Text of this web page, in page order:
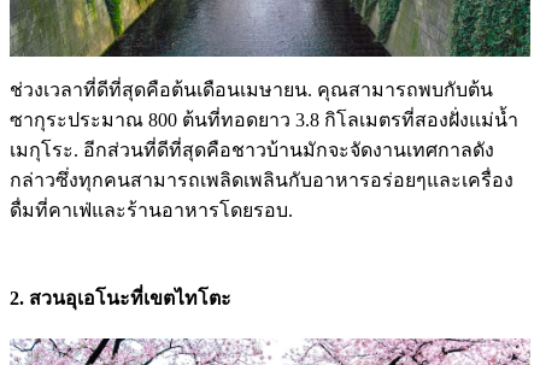
ช่วงเวลาที่ดีที่สุดคือต้นเดือนเมษายน. คุณสามารถพบกับต้น
ซากุระประมาณ 800 ต้นที่ทอดยาว 3.8 กิโลเมตรที่สองฝั่งแม่น้ำ
เมกุโระ. อีกส่วนที่ดีที่สุดคือชาวบ้านมักจะจัดงานเทศกาลดัง
กล่าวซึ่งทุกคนสามารถเพลิดเพลินกับอาหารอร่อยๆและเครื่อง
ดื่มที่คาเฟ่และร้านอาหารโดยรอบ.
2. สวนอุเอโนะที่เขตไทโตะ